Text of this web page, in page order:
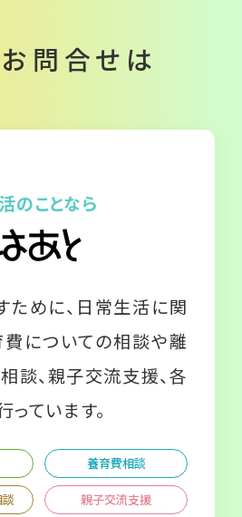
問合せは
のことなら
ために、日常生活に関
費についての相談や離
談、親子交流支援、各
ています。
養育費相談
親子交流支援